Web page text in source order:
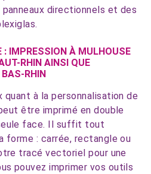
directionnels et des
: IMPRESSION À MULHOUSE
RHIN AINSI QUE
RHIN
quant à la personnalisation de
être imprimé en double
face. Il suffit tout
forme : carrée, rectangle ou
tracé vectoriel pour une
pouvez imprimer vos outils